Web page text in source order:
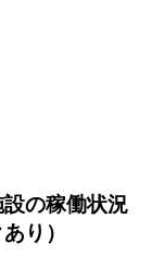
の稼働状況
り）